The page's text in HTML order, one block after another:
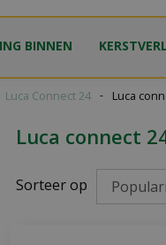
Luca Connect 24 Luca
BINNEN
Luca connect
Sorteer op